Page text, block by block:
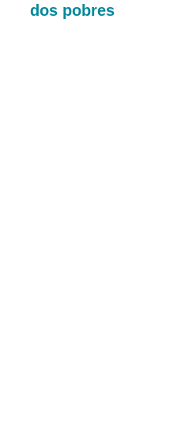
dos pobres